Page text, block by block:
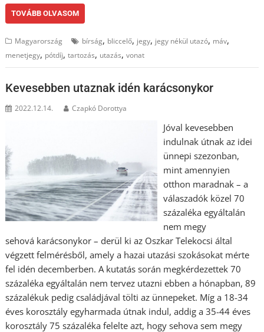
TOVÁBB OLVASOM
Magyarország bírság, bliccelő, jegy, jegy nékül utazó, máv,
menetjegy, pótdíj,tartozás, utazás,vonat
Kevesebben utaznak idén karácsonykor
2022.12.14. Czapkó Dorottya
Jóval kevesebben
indulnak útnak az idei
ünnepi szezonban,
mint amennyien
otthon maradnak – a
válaszadók közel 70
százaléka egyáltalán
nem megy
sehová karácsonykor – derül ki az Oszkar Telekocsi által
végzett felmérésből, amely a hazai utazási szokásokat mérte
fel idén decemberben. A kutatás során megkérdezettek 70
százaléka egyáltalán nem tervez utazni ebben a hónapban, 89
százalékuk pedig családjával tölti az ünnepeket. Míg a 18-34
éves korosztály egyharmada útnak indul, addig a 35-44 éves
korosztály 75 százaléka felelte azt, hogy sehova sem megy